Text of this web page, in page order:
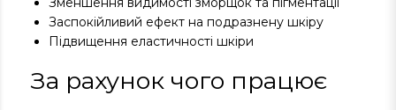
Заспокійливий ефект на подразнену шкіру
Підвищення еластичності шкіри
За рахунок чого працює